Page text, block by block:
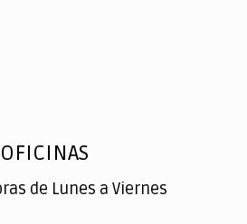
de Lunes a Viernes